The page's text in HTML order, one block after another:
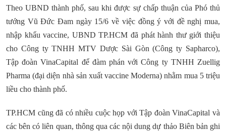
Theo UBND thành phố, sau khi được sự chấp thuận của Phó thủ
tướng Vũ Đức Đam ngày 15/6 về việc đồng ý với đề nghị mua,
nhập khẩu vaccine, UBND TP.HCM đã phát hành thư giới thiệu
cho Công ty TNHH MTV Dược Sài Gòn (Công ty Sapharco),
Tập đoàn VinaCapital để đàm phán với Công ty TNHH Zuellig
Pharma (đại diện nhà sản xuất vaccine Moderna) nhằm mua 5 triệu
liều cho thành phố.
TP.HCM cũng đã có nhiều cuộc họp với Tập đoàn VinaCapital và
các bên có liên quan, thông qua các nội dung dự thảo Biên bản ghi